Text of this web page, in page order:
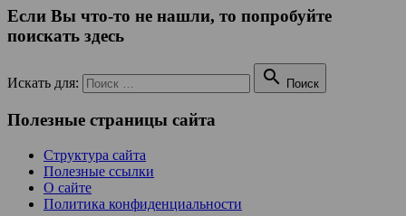
Если Вы что-то не нашли, то попробуйте
поискать здесь
Искать для:  Поиск
Полезные страницы сайта
Структура сайта
Полезные ссылки
О сайте
Политика конфиденциальности